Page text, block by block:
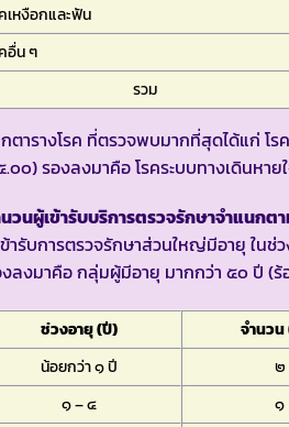
เหงือกและฟัน
อื่น ๆ
รวม
ตารางโรค ที่ตรวจพบมากที่สุดได้แก่ โร
๐๐) รองลงมาคือ โรคระบบทางเดินหาย
วนผู้เข้ารับบริการตรวจรักษาจำแนกต
ารับการตรวจรักษาส่วนใหญ่มีอายุ ใน
ลงมาคือ กลุ่มผู้มีอายุ มากกว่า ๕๐ ปี (
ช่วงอายุ (ปี) จำนว
น้อยกว่า ๑ ปี
๒
๑ – ๔
๑